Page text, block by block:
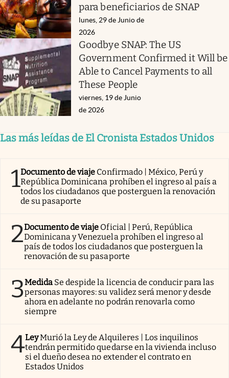
para beneficiarios de SNAP
lunes, 29 de Junio de
2026
Goodbye SNAP: The US
Government Confirmed it Will be
Able to Cancel Payments to all
These People
viernes, 19 de Junio
de 2026
Las más leídas de El Cronista Estados Unidos
1Documento de viaje Confirmado | México, Perú y
República Dominicana prohíben el ingreso al país a
todos los ciudadanos que posterguen la renovación
de su pasaporte
2Documento de viaje Oficial | Perú, República
Dominicana y Venezuela prohíben el ingreso al
país de todos los ciudadanos que posterguen la
renovación de su pasaporte
3Medida Se despide la licencia de conducir para las
personas mayores: su validez será menor y desde
ahora en adelante no podrán renovarla como
siempre
4LeyMurió la Ley de Alquileres | Los inquilinos
tendrán permitido quedarse en la vivienda incluso
si el dueño desea no extender el contrato en
Estados Unidos